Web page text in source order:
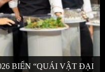
BIẾN “QUÁI VẬT ĐẠI